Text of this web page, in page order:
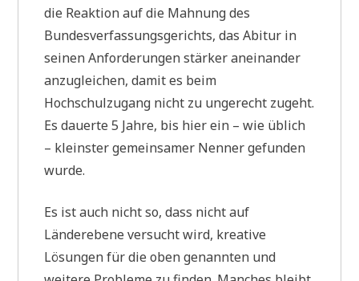
die Reaktion auf die Mahnung des
Bundesverfassungsgerichts, das Abitur in
seinen Anforderungen stärker aneinander
anzugleichen, damit es beim
Hochschulzugang nicht zu ungerecht zugeht.
Es dauerte 5 Jahre, bis hier ein – wie üblich
– kleinster gemeinsamer Nenner gefunden
wurde.
Es ist auch nicht so, dass nicht auf
Länderebene versucht wird, kreative
Lösungen für die oben genannten und